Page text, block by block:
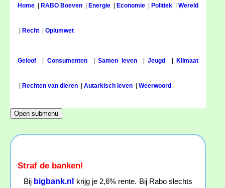
Home RABO Boeven Energie Economie Politiek Wereld
Recht Opiumwet
Geloof Consumenten|Samen leven|Jeugd Klimaat
Rechten van dieren Autarkisch leven Weerwoord
Straf de banken!
Bij bigbank.nl
krijg je 2,6% rente. Bij Rabo slechts